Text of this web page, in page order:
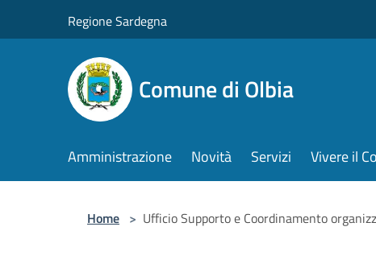
Regione Sardegna
Comune di Olbia
Amministrazione Novità Servizi Vivere il
Home > Ufficio Supporto e Coordinamento